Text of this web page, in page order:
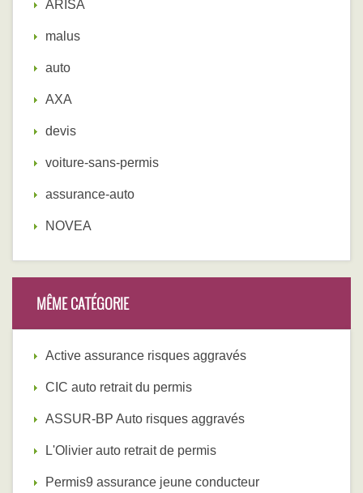
ARISA
malus
auto
AXA
devis
voiture-sans-permis
assurance-auto
NOVEA
MÊME CATÉGORIE
Active assurance risques aggravés
CIC auto retrait du permis
ASSUR-BP Auto risques aggravés
L'Olivier auto retrait de permis
Permis9 assurance jeune conducteur